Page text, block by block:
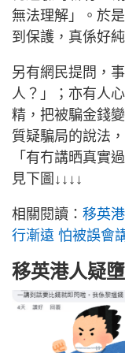
無法理解」。於
到保護，真係好
另有網民提問，
人？」；亦有人
精，把被騙金錢
質疑騙局的說法
「有冇講晒真實
見下圖↓↓↓↓
相關閱讀： 移英
行漸遠 怕被誤會
移英港人疑